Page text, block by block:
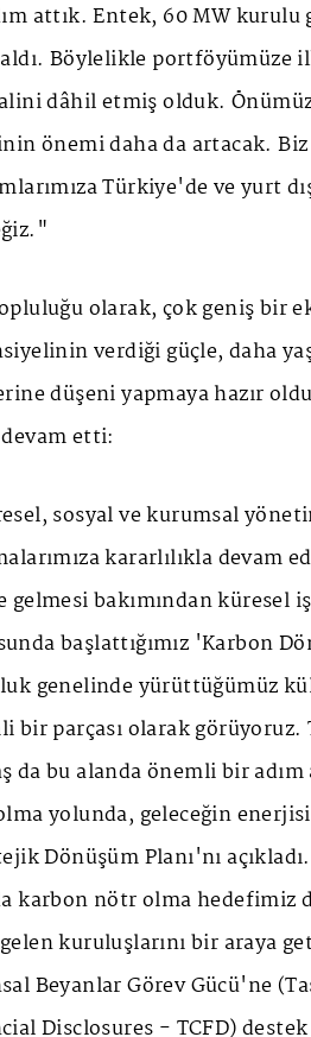
attık. Entek, 60 MW
aldı. Böylelikle portföyümüze
dâhil etmiş olduk.
önemi daha da artacak.
Türkiye'de ve yurt
olarak, çok geniş bir
verdiği güçle, daha
düşeni yapmaya hazır
etti:
sosyal ve kurumsal
kararlılıkla devam
gelmesi bakımından
başlattığımız 'Karbon
genelinde yürüttüğümüz
bir parçası olarak
da bu alanda önemli bir
yolunda, geleceğin
Dönüşüm Planı'nı
karbon nötr olma hedefimiz
kuruluşlarını bir araya
Beyanlar Görev Gücü'ne
Disclosures - TCFD)